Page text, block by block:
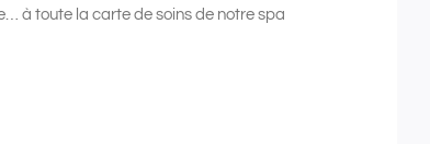
à toute la carte de soins de notre spa